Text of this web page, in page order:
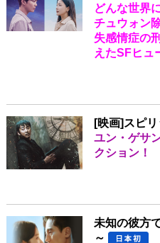
どんな世界
チュウォン
失感情症の
えたSFヒュ
[映画]スピ
ユン・ゲサ
クション！
未知の彼方
～